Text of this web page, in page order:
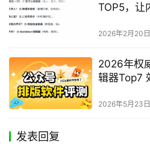
TOP5，让
2026年2月20日
2026年权
辑器Top7
2026年5月23日
发表回复